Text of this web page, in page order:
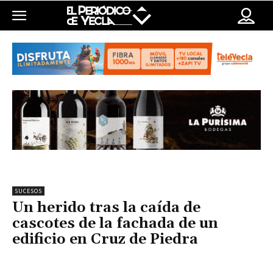
SUCESOS
Un herido tras la caída de
cascotes de la fachada de un
edificio en Cruz de Piedra